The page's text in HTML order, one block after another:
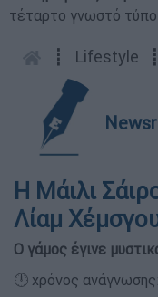
τέταρτο γνωστό
┋ Lifestyle
Η Μάιλι
Λίαμ
Ο γάμος έγινε
🕛 χρόνος